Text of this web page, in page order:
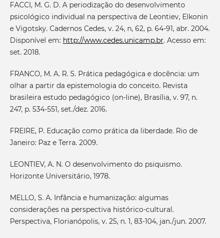
FACCI, M. G. D. A periodização do desenvolvimento
psicológico individual na perspectiva de Leontiev, Elkonin
e Vigotsky. Cadernos Cedes, v. 24, n, 62, p. 64-91, abr. 2004.
Disponível em: http://www.cedes.unicamp.br. Acesso em:
set. 2018.
FRANCO, M. A. R. S. Prática pedagógica e docência: um
olhar a partir da epistemologia do conceito. Revista
brasileira estudo pedagógico (on-line), Brasília, v. 97, n.
247, p. 534-551, set./dez. 2016.
FREIRE, P. Educação como prática da liberdade. Rio de
Janeiro: Paz e Terra. 2009.
LEONTIEV, A. N. O desenvolvimento do psiquismo.
Horizonte Universitário, 1978.
MELLO, S. A. Infância e humanização: algumas
considerações na perspectiva histórico-cultural.
Perspectiva, Florianópolis, v. 25, n. 1, 83-104, jan./jun. 2007.